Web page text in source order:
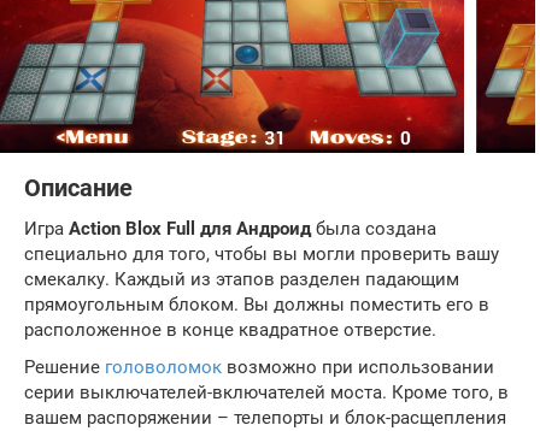
Описание
Игра Action Blox Full для Андроидбыла создана
специально для того, чтобы вы могли проверить вашу
смекалку. Каждый из этапов разделен падающим
прямоугольным блоком. Вы должны поместить его в
расположенное в конце квадратное отверстие.
Решение головоломок возможно при использовании
серии выключателей-включателей моста. Кроме того, в
вашем распоряжении – телепорты и блок-расщепления